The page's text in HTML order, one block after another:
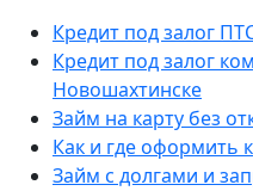
Кредит под залог
Кредит под залог
Новошахтинске
Займ на карту без
Как и где оформить
Займ с долгами и